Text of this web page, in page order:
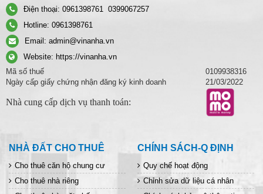
Điện thoại: 0961398761
0399067257
Hotline: 0961398761
Email: admin@vinanha.vn
Website: https://vinanha.vn
Mã số thuế
0109938316
Ngày cấp giấy chứng nhận đăng ký kinh doanh
21/03/2022
Nhà cung cấp dịch vụ thanh toán:
NHÀ ĐẤT CHO THUÊ
Cho thuê căn hộ chung cư
Cho thuê nhà riêng
CHÍNH SÁCH-Q ĐỊNH
Quy chế hoạt động
Chỉnh sửa dữ liệu cá nhân